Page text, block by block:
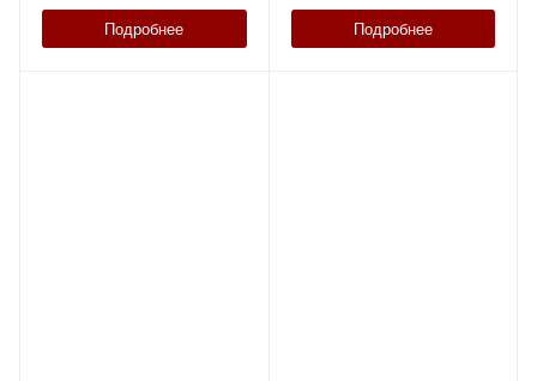
Подробнее Подробнее